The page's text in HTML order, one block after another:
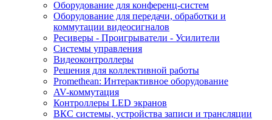
Оборудование для конференц-систем
Оборудование для передачи, обработки и
коммутации видеосигналов
Ресиверы - Проигрыватели - Усилители
Системы управления
Видеоконтроллеры
Решения для коллективной работы
Promethean: Интерактивное оборудование
AV-коммутация
Контроллеры LED экранов
ВКС системы, устройства записи и трансляции